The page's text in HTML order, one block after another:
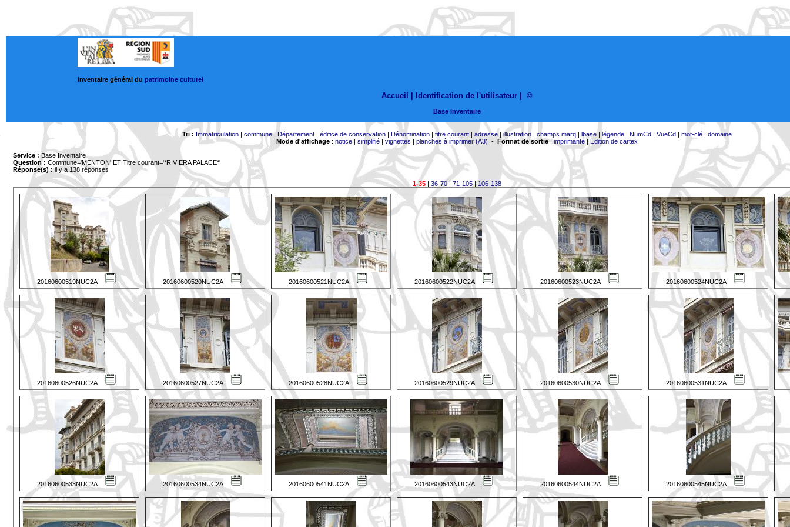
Inventaire général du patrimoine culturel
Accueil | Identification de l'utilisateur ©
Base Inventaire
Tri : Immatriculation| commune| Département| édifice de conservation| Dénomination| titre courant| adresse|illustration| champs marq| lbase| légende| NumCd| VueCd| mot-clé| domaine
Mode d'affichage: notice| simplifié| vignettes | planches à imprimer (A3) - Format de sortie:imprimante| Edition de cartex
Service : Base Inventaire
Question : Commune='MENTON' ET Titre courant='*RIVIERA PALACE*'
Réponse(s) :il y a 138 réponses
1-35| 36-70| 71-105|106-138
20160600519NUC2A 20160600520NUC2A 20160600521NUC2A 20160600522NUC2A 20160600523NUC2A 20160600524NUC2A
20160600526NUC2A 20160600527NUC2A 20160600528NUC2A 20160600529NUC2A 20160600530NUC2A 20160600531NUC2A
20160600533NUC2A 20160600534NUC2A 20160600541NUC2A 20160600543NUC2A 20160600544NUC2A 20160600545NUC2A